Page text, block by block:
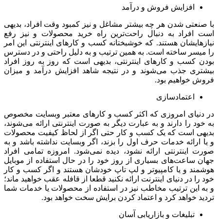
افزایش فروش و درآمد
شدن هر چه بیشتر مشاغل و نیز کمبود وقت افراد، بدیهی
به دنبال راحت‌ترین راه خرید محصولات و نیز رفع
هستند. که خوشبختانه کسب و کارهای اینترنتی این امر
ساخته است. به همین ترتیب و به دلیل راحتی و در دسترس
کسب و کارهای اینترنتی، بدیهی است که روز به روز افراد
جذب می‌شوند و در نتیجه شاهد افزایش درآمد و میزان
خواهیم بود.
اعتمادسازی
امروزی که اکثر کسب و کارهای معتبر وبسایت مخصوص
را دارند و به عبارت دیگر به صورت اینترنتی ارائه می‌شوند،
است که یک کسب و کار حتی اگر از لحاظ کیفیت محصولات
خدمات حرف اول را بزند، اگر وبسایت نداشته باشد و به
اینترنتی ارائه نشود، دیده نمی‌شود. امروزه تمامی افراد
ساعت‌های بسیاری از روز خود را در حال استفاده از موبایل
و یا کامپیوتر و لپ تاپ خودشان هستند و اگر کسب و کار
در دنیای اینترنت ارائه نکنید قطعا از قافله عقب خواهید ماند؛
این ترتیب مخاطب نیز در استفاده از محصولات یا خدمات شما
خواهد کرد و اعتماد کردن برایش سخت خواهد بود.
تبلیغات و بازاریابی آسان